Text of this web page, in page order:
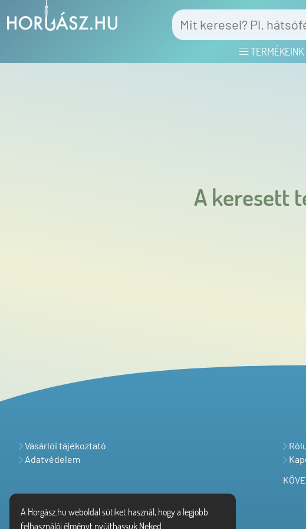
A Horgász.hu weboldal sütiket használ, hogy a legjobb
felhasználói élményt nyújthassuk Neked.
TERMÉKEINK
A keresett
Vásárlói tájékoztató
Adatvédelem